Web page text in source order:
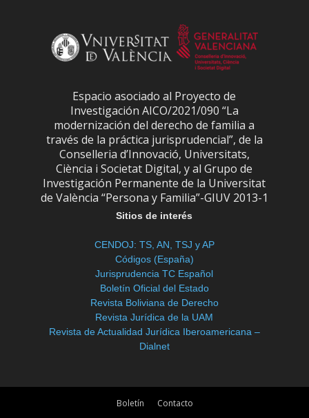
Espacio asociado al Proyecto de
Investigación AICO/2021/090 “La
modernización del derecho de familia a
través de la práctica jurisprudencial”, de la
Conselleria d’Innovació, Universitats,
Ciència i Societat Digital, y al Grupo de
Investigación Permanente de la Universitat
de València “Persona y Familia”-GIUV 2013-1
Sitios de interés
CENDOJ: TS, AN, TSJ y AP
Códigos (España)
Jurisprudencia TC Español
Boletín Oficial del Estado
Revista Boliviana de Derecho
Revista Jurídica de la UAM
Revista de Actualidad Jurídica Iberoamericana –
Dialnet
Boletín Contacto